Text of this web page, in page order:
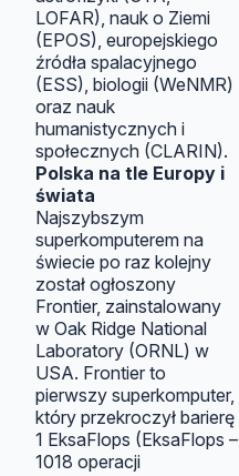
LOFAR), nauk o Ziemi
(EPOS), europejskiego
źródła spalacyjnego
(ESS), biologii (WeNMR)
oraz nauk
humanistycznych i
społecznych (CLARIN).
Polska na tle Europy i
świata
Najszybszym
superkomputerem na
świecie po raz kolejny
został ogłoszony
Frontier, zainstalowany
w Oak Ridge National
Laboratory (ORNL) w
USA. Frontier to
pierwszy superkomputer,
który przekroczył barierę
1 EksaFlops (EksaFlops –
1018 operacji